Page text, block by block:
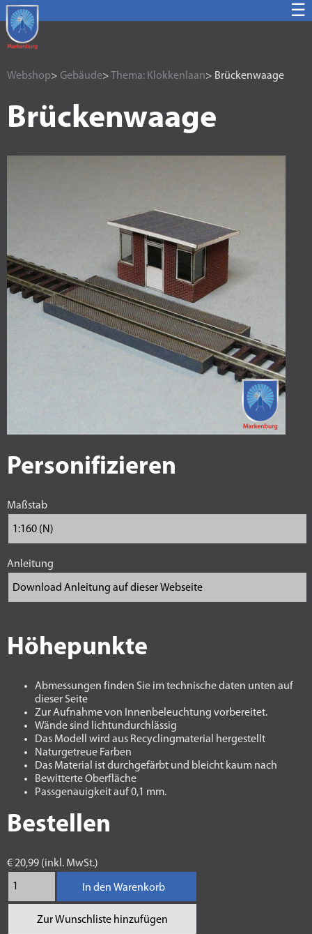
☰
Webshop> Gebäude> Thema: Klokkenlaan> Brückenwaage
Brückenwaage
Personifizieren
Maßstab
Anleitung
Höhepunkte
Abmessungen finden Sie im technische daten unten auf
dieser Seite
Zur Aufnahme von Innenbeleuchtung vorbereitet.
Wände sind lichtundurchlässig
Das Modell wird aus Recyclingmaterial hergestellt
Naturgetreue Farben
Das Material ist durchgefärbt und bleicht kaum nach
Bewitterte Oberfläche
Passgenauigkeit auf 0,1 mm.
Bestellen
€ 20,99 (inkl. MwSt.)
In den Warenkorb
Zur Wunschliste hinzufügen